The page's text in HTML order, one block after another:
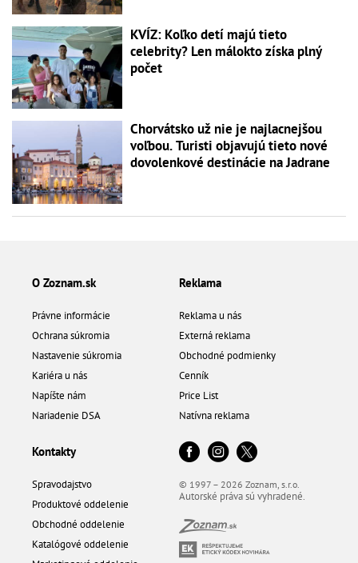
KVÍZ: Koľko detí majú tieto
celebrity? Len málokto získa plný
počet
Chorvátsko už nie je najlacnejšou
voľbou. Turisti objavujú tieto nové
dovolenkové destinácie na Jadrane
O Zoznam.sk
Právne informácie
Ochrana súkromia
Nastavenie súkromia
Kariéra u nás
Napíšte nám
Nariadenie DSA
Reklama
Reklama u nás
Externá reklama
Obchodné podmienky
Cenník
Price List
Natívna reklama
Kontakty
Spravodajstvo
Produktové oddelenie
Obchodné oddelenie
Katalógové oddelenie
© 1997 – 2026 Zoznam, s.r.o.
Autorské práva sú vyhradené.